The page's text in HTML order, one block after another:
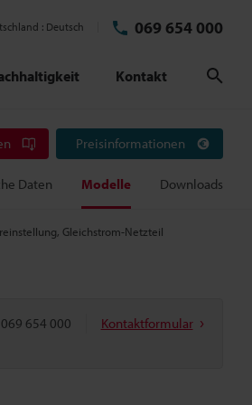
Deutsch 069 654 000
Kontakt
Preisinformationen
Daten Modelle Downloads
Gleichstrom-Netzteil
069 654 000 Kontaktformular